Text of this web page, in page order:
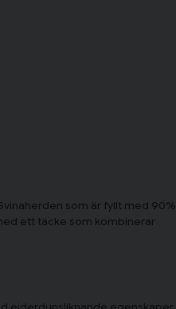
som är fyllt med 90%
ett täcke som kombinerar